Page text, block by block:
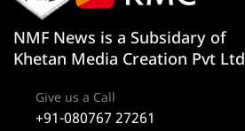
NMF News is a Subsidary of
Khetan Media Creation Pvt Ltd
Give us a Call
+91-080767 27261